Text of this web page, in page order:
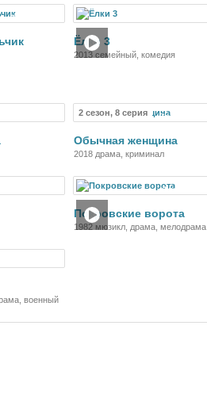
Фильм
Ёлки 3
2013 семейный, комедия
2 сезон, 8 серия Сериал
Обычная женщина
2018 драма, криминал
Фильм
Покровские ворота
1982 мюзикл, драма, мелодрама,
военный